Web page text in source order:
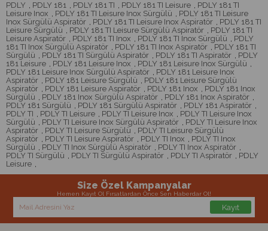
PDLY , PDLY 181 , PDLY 181 TI , PDLY 181 TI Leisure , PDLY 181 TI
Leisure Inox , PDLY 181 TI Leisure Inox Sürgülü , PDLY 181 TI Leisure
Inox Sürgülü Aspiratör , PDLY 181 TI Leisure Inox Aspiratör , PDLY 181 TI
Leisure Sürgülü , PDLY 181 TI Leisure Sürgülü Aspiratör , PDLY 181 TI
Leisure Aspiratör , PDLY 181 TI Inox , PDLY 181 TI Inox Sürgülü , PDLY
181 TI Inox Sürgülü Aspiratör , PDLY 181 TI Inox Aspiratör , PDLY 181 TI
Sürgülü , PDLY 181 TI Sürgülü Aspiratör , PDLY 181 TI Aspiratör , PDLY
181 Leisure , PDLY 181 Leisure Inox , PDLY 181 Leisure Inox Sürgülü ,
PDLY 181 Leisure Inox Sürgülü Aspiratör , PDLY 181 Leisure Inox
Aspiratör , PDLY 181 Leisure Sürgülü , PDLY 181 Leisure Sürgülü
Aspiratör , PDLY 181 Leisure Aspiratör , PDLY 181 Inox , PDLY 181 Inox
Sürgülü , PDLY 181 Inox Sürgülü Aspiratör , PDLY 181 Inox Aspiratör ,
PDLY 181 Sürgülü , PDLY 181 Sürgülü Aspiratör , PDLY 181 Aspiratör ,
PDLY TI , PDLY TI Leisure , PDLY TI Leisure Inox , PDLY TI Leisure Inox
Sürgülü , PDLY TI Leisure Inox Sürgülü Aspiratör , PDLY TI Leisure Inox
Aspiratör , PDLY TI Leisure Sürgülü , PDLY TI Leisure Sürgülü
Aspiratör , PDLY TI Leisure Aspiratör , PDLY TI Inox , PDLY TI Inox
Sürgülü , PDLY TI Inox Sürgülü Aspiratör , PDLY TI Inox Aspiratör ,
PDLY TI Sürgülü , PDLY TI Sürgülü Aspiratör , PDLY TI Aspiratör , PDLY
Leisure ,
Size Özel Kampanyalar
Hemen Kayıt Ol Fırsatlardan Önce Sen Haberdar Ol!
Kayıt